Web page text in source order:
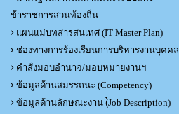
ข้าราชการส่วนท้องถิ่น
แผนแม่บทสารสนเทศ (IT Master Plan)
ช่องทางการร้องเรียนการบริหารงานบุคคล
คำสั่งมอบอำนาจ/มอบหมายงานฯ
ข้อมูลด้านสมรรถนะ (Competency)
ข้อมูลด้านลักษณะงาน (๋Job Description)